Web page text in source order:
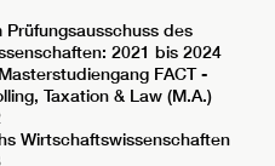
des
2021 bis 2024
FACT -
Taxation & Law (M.A.)
Wirtschaftswissenschaften